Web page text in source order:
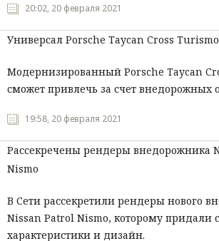
20:02, 20 февраля 2021
Универсал Porsche Taycan Cross
Модернизированный Porsche Taycan
сможет привлечь за счет внедорожных
19:58, 20 февраля 2021
Рассекречены рендеры внедорожника
Nismo
В Сети рассекретили рендеры нового
Nissan Patrol Nismo, которому придали
характеристики и дизайн.